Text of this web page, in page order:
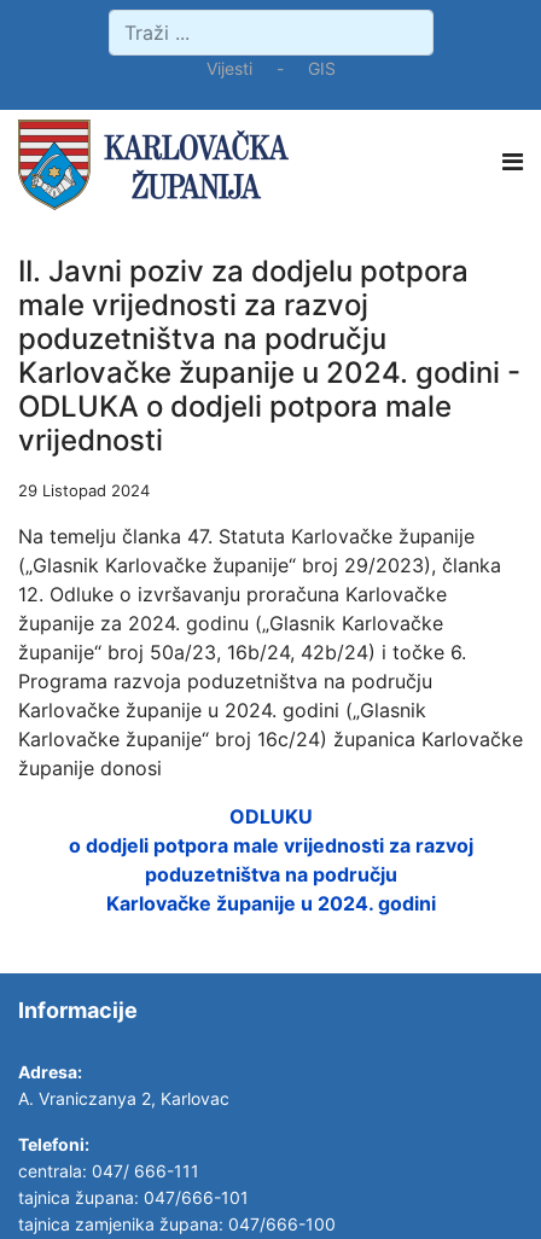
Vijesti- GIS
II. Javni poziv za dodjelu potpora
male vrijednosti za razvoj
poduzetništva na području
Karlovačke županije u 2024. godini -
ODLUKA o dodjeli potpora male
vrijednosti
29 Listopad 2024
Na temelju članka 47. Statuta Karlovačke županije
(„Glasnik Karlovačke županije“ broj 29/2023), članka
12. Odluke o izvršavanju proračuna Karlovačke
županije za 2024. godinu („Glasnik Karlovačke
županije“ broj 50a/23, 16b/24, 42b/24) i točke 6.
Programa razvoja poduzetništva na području
Karlovačke županije u 2024. godini („Glasnik
Karlovačke županije“ broj 16c/24) županica Karlovačke
županije donosi
ODLUKU
o dodjeli potpora male vrijednosti za razvoj
poduzetništva na području
Karlovačke županije u 2024. godini
Informacije
Adresa:
A. Vraniczanya 2, Karlovac
Telefoni:
centrala: 047/ 666-111
tajnica župana: 047/666-101
tajnica zamjenika župana: 047/666-100